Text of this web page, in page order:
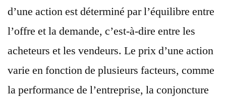
d’une action est déterminé par l’équilibre entre
l’offre et la demande, c’est-à-dire entre les
acheteurs et les vendeurs. Le prix d’une action
varie en fonction de plusieurs facteurs, comme
la performance de l’entreprise, la conjoncture